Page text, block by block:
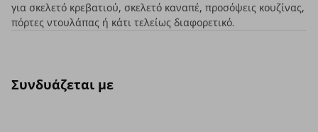
για σκελετό κρεβατιού, σκελετό καναπέ, προσόψεις κουζίνας,
πόρτες ντουλάπας ή κάτι τελείως διαφορετικό.
Συνδυάζεται με